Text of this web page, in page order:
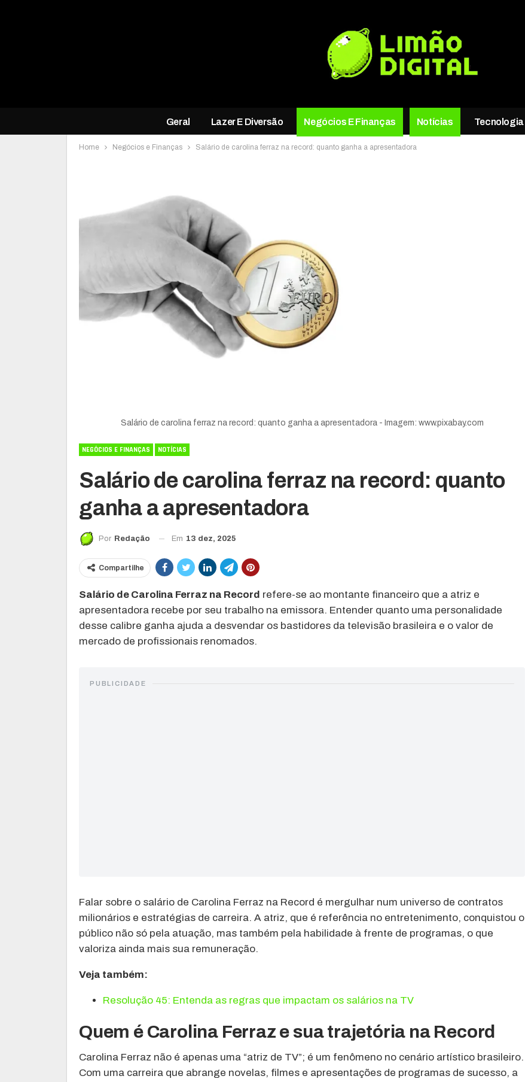
Geral Lazer E Diversão Negócios E Finanças Notícias Tecnologia
Home Negócios e Finanças Salário de carolina ferraz na record: quanto ganha a apresentadora
Salário de carolina ferraz na record: quanto ganha a apresentadora - Imagem: www.pixabay.com
NEGÓCIOS E FINANÇAS NOTÍCIAS
Salário de carolina ferraz na record: quanto
ganha a apresentadora
Por Redação Em 13 dez, 2025
Compartilhe
Salário de Carolina Ferraz na Record refere-se ao montante financeiro que a atriz e
apresentadora recebe por seu trabalho na emissora. Entender quanto uma personalidade
desse calibre ganha ajuda a desvendar os bastidores da televisão brasileira e o valor de
mercado de profissionais renomados.
PUBLICIDADE
Falar sobre o salário de Carolina Ferraz na Record é mergulhar num universo de contratos
milionários e estratégias de carreira. A atriz, que é referência no entretenimento, conquistou o
público não só pela atuação, mas também pela habilidade à frente de programas, o que
valoriza ainda mais sua remuneração.
Veja também:
Resolução 45: Entenda as regras que impactam os salários na TV
Quem é Carolina Ferraz e sua trajetória na Record
Carolina Ferraz não é apenas uma “atriz de TV”; é um fenômeno no cenário artístico brasileiro.
Com uma carreira que abrange novelas, filmes e apresentações de programas de sucesso, a